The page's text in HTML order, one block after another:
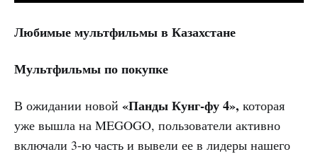
Любимые мультфильмы в Казахстане
Мультфильмы по покупке
В ожидании новой «Панды Кунг-фу 4», которая
уже вышла на MEGOGO, пользователи активно
включали 3-ю часть и вывели ее в лидеры нашего